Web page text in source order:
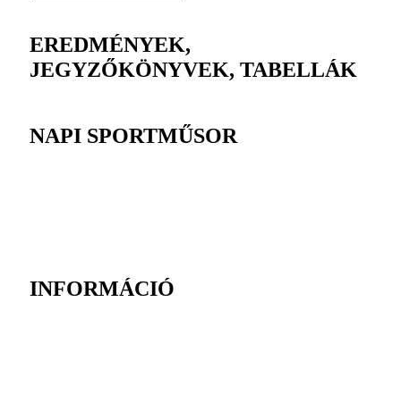
EREDMÉNYEK,
JEGYZŐKÖNYVEK, TABELLÁK
NAPI SPORTMŰSOR
INFORMÁCIÓ